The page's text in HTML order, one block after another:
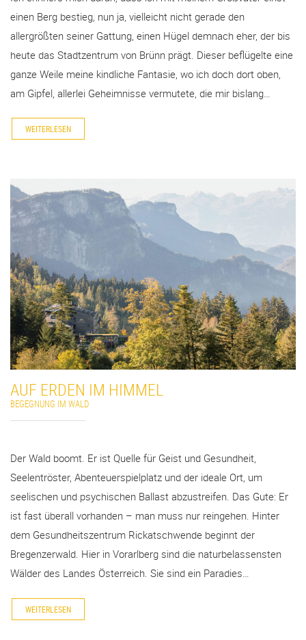
einen Berg bestieg, nun ja, vielleicht nicht gerade den
allergrößten seiner Gattung, einen Hügel demnach eher, der bis
heute das Stadtzentrum von Brünn prägt. Dieser beflügelte eine
ganze Weile meine kindliche Fantasie, wo ich doch dort oben,
am Gipfel, allerlei Geheimnisse vermutete, die mir bislang…
WEITERLESEN
AUF ERDEN IM HIMMEL
BEGEGNUNG IM WALD
Der Wald boomt. Er ist Quelle für Geist und Gesundheit,
Seelentröster, Abenteuerspielplatz und der ideale Ort, um
seelischen und psychischen Ballast abzustreifen. Das Gute: Er
ist fast überall vorhanden – man muss nur reingehen. Hinter
dem Gesundheitszentrum Rickatschwende beginnt der
Bregenzerwald. Hier in Vorarlberg sind die naturbelassensten
Wälder des Landes Österreich. Sie sind ein Paradies…
WEITERLESEN